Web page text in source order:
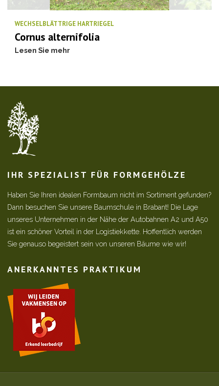
WECHSELBLÄTTRIGE HARTRIEGEL
Cornus alternifolia
Lesen Sie mehr
IHR SPEZIALIST FÜR FORMGEHÖLZE
Haben Sie Ihren idealen Formbaum nicht im Sortiment gefunden?
Dann besuchen Sie unsere Baumschule in Brabant! Die Lage
unseres Unternehmen in der Nähe der Autobahnen A2 und A50
ist ein schöner Vorteil in der Logistiekkette. Hoffentlich werden
Sie genauso begeistert sein von unseren Bäume wie wir!
ANERKANNTES PRAKTIKUM